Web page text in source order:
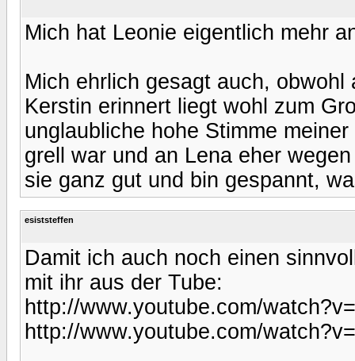
Mich hat Leonie eigentlich mehr
Mich ehrlich gesagt auch,
Kerstin erinnert liegt wohl zum
unglaubliche hohe Stimme
grell war und an Lena eher
sie ganz gut und bin gespannt,
esiststeffen
Damit ich auch noch einen
mit ihr aus der Tube:
http://www.youtube.com/
http://www.youtube.com/